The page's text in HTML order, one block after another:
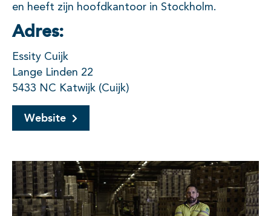
en heeft zijn hoofdkantoor in Stockholm.
Adres:
Essity Cuijk
Lange Linden 22
5433 NC Katwijk (Cuijk)
Website